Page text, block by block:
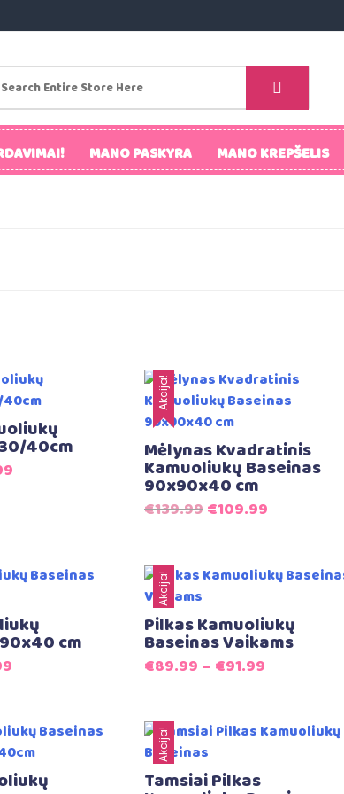
MANO PASKYRA MANO KREPŠELIS
40cm
Akcija!
Mėlynas Kvadratinis
Kamuoliukų Baseinas
90x90x40 cm
€139.99Original
€139.99.
€109.99
€109.99.
cm
Current
€109.99.
Akcija!
Pilkas Kamuoliukų
Baseinas Vaikams
€89.99 – €91.99
Akcija!
Tamsiai Pilkas